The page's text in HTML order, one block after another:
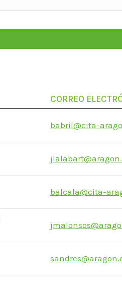
CORREO
babril@cita-
balcala@cita-